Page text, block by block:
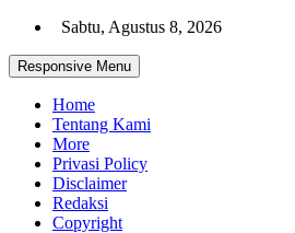
Skip
content
Sabtu, Agustus 8, 2026
Responsive Menu
Home
Tentang Kami
More
Privasi Policy
Disclaimer
Redaksi
Copyright